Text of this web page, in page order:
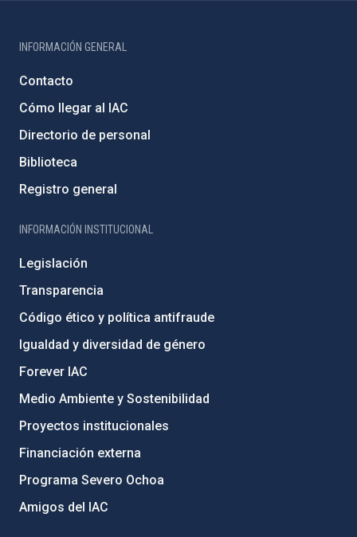
INFORMACIÓN GENERAL
Contacto
Cómo llegar al IAC
Directorio de personal
Biblioteca
Registro general
INFORMACIÓN INSTITUCIONAL
Legislación
Transparencia
Código ético y política antifraude
Igualdad y diversidad de género
Forever IAC
Medio Ambiente y Sostenibilidad
Proyectos institucionales
Financiación externa
Programa Severo Ochoa
Amigos del IAC